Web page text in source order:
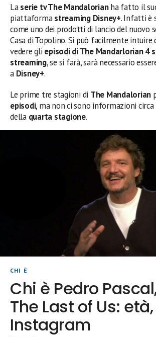
Laserie tv The Mandalorianha fatto il
piattaformastreaming Disney+. Infatti è
come uno dei prodotti di lancio del nuovo
Casa di Topolino. Si può facilmente intuire
vedere gli episodi di The Mandarlorian 4
streaming, se si farà, sarà necessario
a Disney+.
Le prime tre stagioni di The Mandalorian
episodi, ma non ci sono informazioni
della quarta stagione.
CHI È
Chi è Pedro
The Last of Us:
Instagram